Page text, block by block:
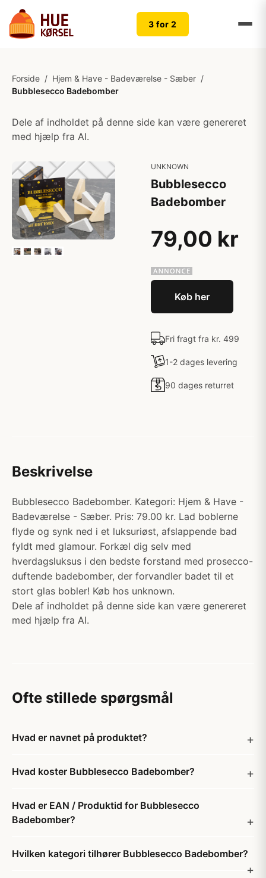
3 for 2
Forside / Hjem & Have - Badeværelse - Sæber /
Bubblesecco Badebomber
Dele af indholdet på denne side kan være genereret
med hjælp fra AI.
UNKNOWN
Bubblesecco
Badebomber
79,00 kr
Køb her
Fri fragt fra kr. 499
1-2 dages levering
90 dages returret
Beskrivelse
Bubblesecco Badebomber. Kategori: Hjem & Have -
Badeværelse - Sæber. Pris: 79.00 kr. Lad boblerne
flyde og synk ned i et luksuriøst, afslappende bad
fyldt med glamour. Forkæl dig selv med
hverdagsluksus i den bedste forstand med prosecco-
duftende badebomber, der forvandler badet til et
stort glas bobler! Køb hos unknown.
Dele af indholdet på denne side kan være genereret
med hjælp fra AI.
Ofte stillede spørgsmål
Hvad er navnet på produktet?
Hvad koster Bubblesecco Badebomber?
Hvad er EAN / Produktid for Bubblesecco
Badebomber?
Hvilken kategori tilhører Bubblesecco Badebomber?